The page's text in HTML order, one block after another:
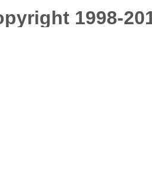
1998-